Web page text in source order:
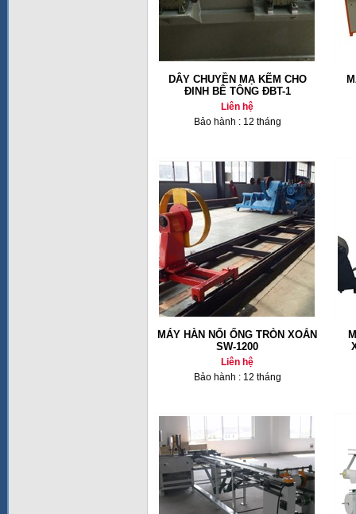
DÂY CHUYỀN MẠ KẼM CHO
ĐINH BÊ TÔNG ĐBT-1
Liên hệ
Bảo hành : 12 tháng
MÁY HÀN NỐI ỐNG TRÒN XOẮN
SW-1200
Liên hệ
Bảo hành : 12 tháng